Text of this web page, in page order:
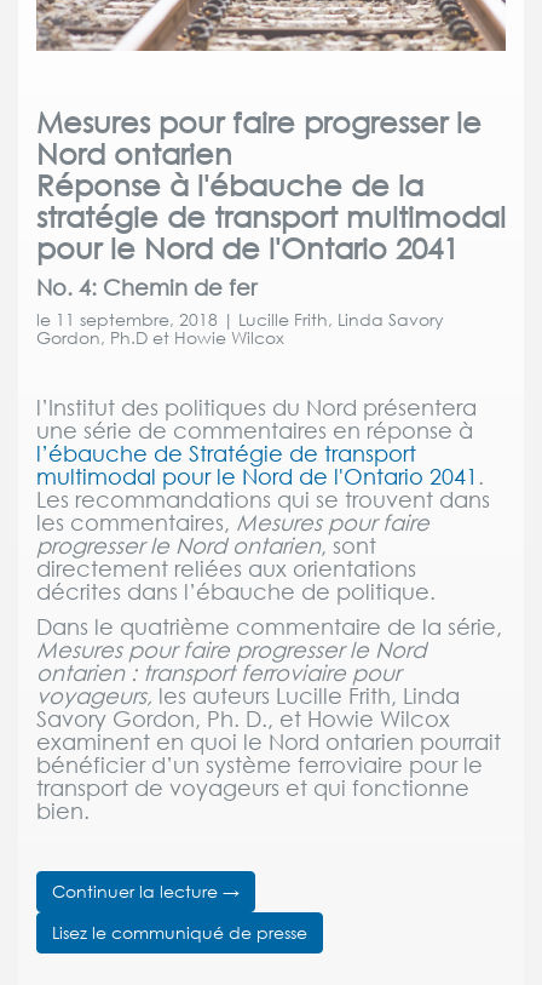
Mesures pour faire progresser le
Nord ontarien
Réponse à l'ébauche de la
stratégie de transport multimodal
pour le Nord de l'Ontario 2041
No. 4: Chemin de fer
le 11 septembre, 2018 | Lucille Frith, Linda Savory
Gordon, Ph.D et Howie Wilcox
l’Institut des politiques du Nord présentera
une série de commentaires en réponse à
l’ébauche de Stratégie de transport
multimodal pour le Nord de l'Ontario 2041 .
Les recommandations qui se trouvent dans
les commentaires, Mesures pour faire
progresser le Nord ontarien, sont
directement reliées aux orientations
décrites dans l’ébauche de politique.
Dans le quatrième commentaire de la série,
Mesures pour faire progresser le Nord
ontarien : transport ferroviaire pour
voyageurs, les auteurs Lucille Frith, Linda
Savory Gordon, Ph. D., et Howie Wilcox
examinent en quoi le Nord ontarien pourrait
bénéficier d’un système ferroviaire pour le
transport de voyageurs et qui fonctionne
bien.
Continuer la lecture →
Lisez le communiqué de presse